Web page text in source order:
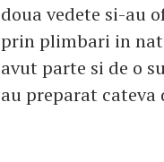
doua vedete si-au
prin plimbari in
avut parte si de o
au preparat cateva